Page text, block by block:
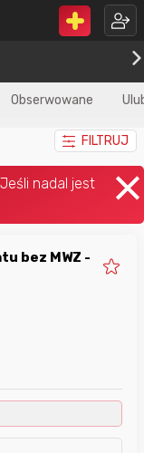
Obserwowane
FILTRUJ